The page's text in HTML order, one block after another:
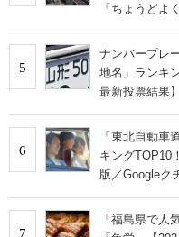
「ちょうどよ
5
ナンバープレ
地名」ランキ
最新投票結果】
6
「東北自動車
キングTOP10
版／Googleク
7
「福島県で